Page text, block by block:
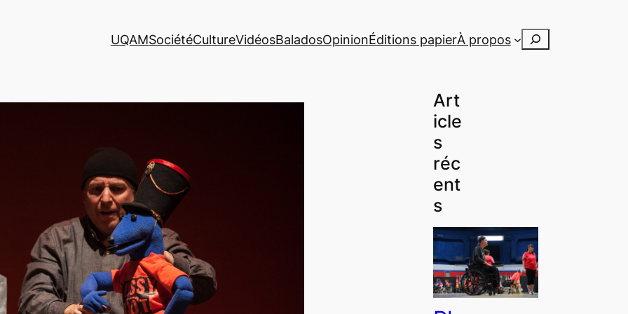
UQAMSociétéCultureVidéosBaladosOpinionÉditions papierÀ propos Rechercher
Art
icle
s
réc
ent
s